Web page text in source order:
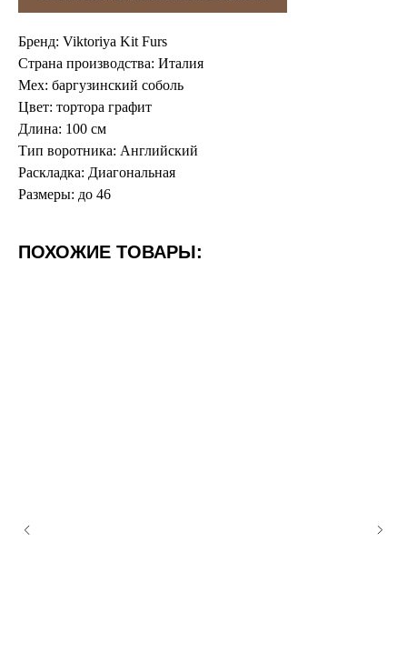
Бренд: Viktoriya Kit Furs
Страна производства: Италия
Мех: баргузинский соболь
Цвет: тортора графит
Длина: 100 см
Тип воротника: Английский
Раскладка: Диагональная
Размеры: до 46
ПОХОЖИЕ ТОВАРЫ: